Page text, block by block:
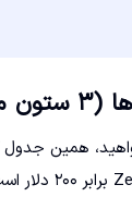
همین جدول